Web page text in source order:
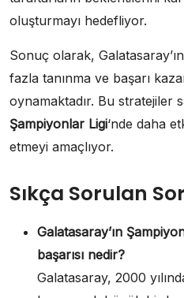
oluşturmayı hedefliyor.
Sonuç olarak,
fazla tanınma ve başarı
oynamaktadır. Bu stratejiler
Şampiyonlar Ligi‘nde daha
etmeyi amaçlıyor.
Sıkça Sorulan
Galatasaray’ın
başarısı nedir?
Galatasaray, 2000